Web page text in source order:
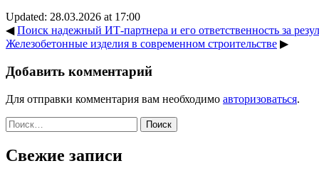
Updated: 28.03.2026 at 17:00
◀Поиск надежный ИТ-партнера и его ответственность за
Железобетонные изделия в современном строительстве ▶
Добавить комментарий
Для отправки комментария вам необходимо авторизоваться.
Найти:
Свежие записи